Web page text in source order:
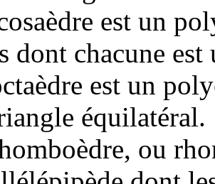
est un
dont chacune
est un
équilatéral.
ou